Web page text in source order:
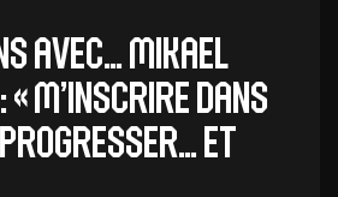
AVEC… Mikael
« M’inscrire dans
et